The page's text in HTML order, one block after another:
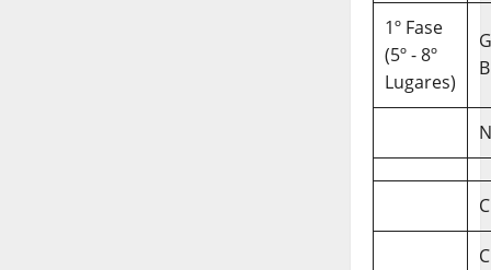
1º Fase
(5º - 8º
Lugares)
B